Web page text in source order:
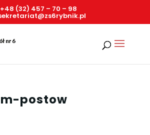
+48 (32) 457 – 70 – 98
postow